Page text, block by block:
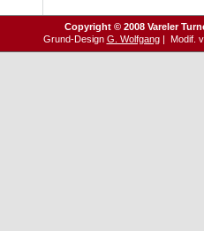
Copyright © 2008 Vareler
Grund-Design G. Wolfgang| Modif.